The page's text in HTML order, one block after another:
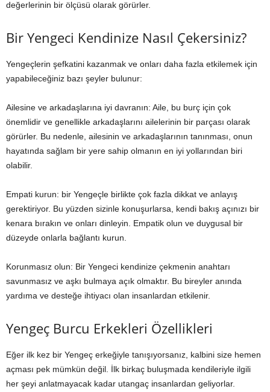
değerlerinin bir ölçüsü olarak görürler.
Bir Yengeci Kendinize Nasıl Çekersiniz?
Yengeçlerin şefkatini kazanmak ve onları daha fazla etkilemek için
yapabileceğiniz bazı şeyler bulunur:
Ailesine ve arkadaşlarına iyi davranın: Aile, bu burç için çok
önemlidir ve genellikle arkadaşlarını ailelerinin bir parçası olarak
görürler. Bu nedenle, ailesinin ve arkadaşlarının tanınması, onun
hayatında sağlam bir yere sahip olmanın en iyi yollarından biri
olabilir.
Empati kurun: bir Yengeçle birlikte çok fazla dikkat ve anlayış
gerektiriyor. Bu yüzden sizinle konuşurlarsa, kendi bakış açınızı bir
kenara bırakın ve onları dinleyin. Empatik olun ve duygusal bir
düzeyde onlarla bağlantı kurun.
Korunmasız olun: Bir Yengeci kendinize çekmenin anahtarı
savunmasız ve aşkı bulmaya açık olmaktır. Bu bireyler anında
yardıma ve desteğe ihtiyacı olan insanlardan etkilenir.
Yengeç Burcu Erkekleri Özellikleri
Eğer ilk kez bir Yengeç erkeğiyle tanışıyorsanız, kalbini size hemen
açması pek mümkün değil. İlk birkaç buluşmada kendileriyle ilgili
her şeyi anlatmayacak kadar utangaç insanlardan geliyorlar.